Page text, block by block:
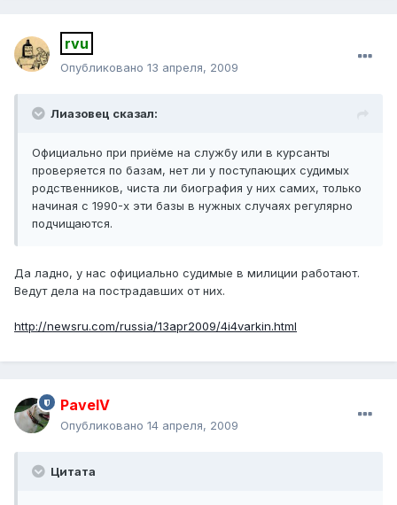
rvu
Опубликовано 13 апреля, 2009
Лиазовец сказал:
Официально при приёме на службу или в курсанты
проверяется по базам, нет ли у поступающих судимых
родственников, чиста ли биография у них самих, только
начиная с 1990-х эти базы в нужных случаях регулярно
подчищаются.
Да ладно, у нас официально судимые в милиции работают.
Ведут дела на пострадавших от них.
http://newsru.com/russia/13apr2009/4i4varkin.html
PavelV
Опубликовано 14 апреля, 2009
Цитата